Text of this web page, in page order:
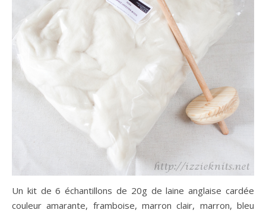
Un kit de 6 échantillons de 20g de laine anglaise cardée
couleur amarante, framboise, marron clair, marron, bleu